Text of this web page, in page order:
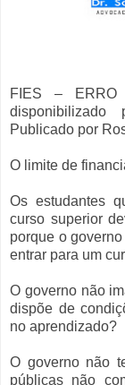
FIES – ERRO
Publicado por
O limite de
Os estudantes
curso superior
porque o
entrar para um
O governo não
dispõe de
no aprendizado?
O governo não
públicas não